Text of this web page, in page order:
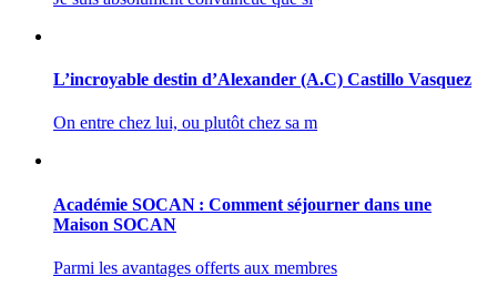
L’incroyable destin d’Alexander (A.C) Castillo Vasquez
On entre chez lui, ou plutôt chez sa m
Académie SOCAN : Comment séjourner dans une
Maison SOCAN
Parmi les avantages offerts aux membres